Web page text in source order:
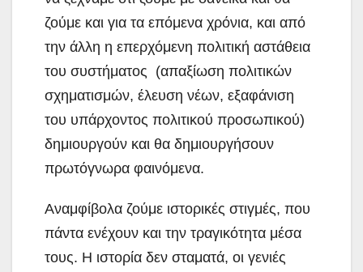
ζούμε και για τα επόμενα χρόνια, και από
την άλλη η επερχόμενη πολιτική αστάθεια
του συστήματος (απαξίωση πολιτικών
σχηματισμών, έλευση νέων, εξαφάνιση
του υπάρχοντος πολιτικού προσωπικού)
δημιουργούν και θα δημιουργήσουν
πρωτόγνωρα φαινόμενα.
Αναμφίβολα ζούμε ιστορικές στιγμές, που
πάντα ενέχουν και την τραγικότητα μέσα
τους. Η ιστορία δεν σταματά, οι γενιές